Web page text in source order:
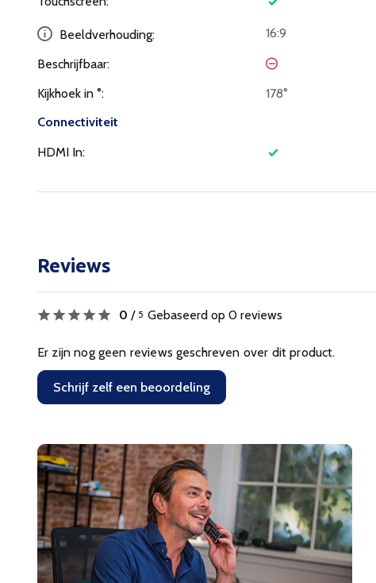
Beeldverhouding: 16:9
Beschrijfbaar:
Kijkhoek in °:
178°
Connectiviteit
HDMI In:
Reviews
0 / 5 Gebaseerd op 0 reviews
Er zijn nog geen reviews geschreven over dit product.
Schrijf zelf een beoordeling